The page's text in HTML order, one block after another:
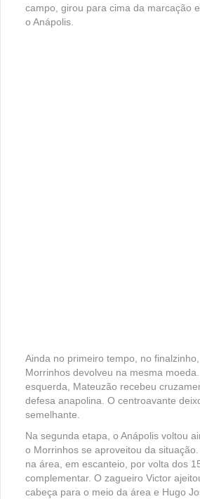
campo, girou para cima da marcação
o Anápolis.
Ainda no primeiro tempo, no
Morrinhos devolveu na mesma
esquerda, Mateuzão recebeu
defesa anapolina. O centroavante
semelhante.
Na segunda etapa, o Anápolis voltou
o Morrinhos se aproveitou da
na área, em escanteio, por volta dos
complementar. O zagueiro Victor
cabeça para o meio da área e Hugo